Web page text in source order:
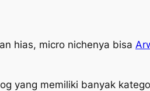
hias, micro nichenya bisa
yang memiliki banyak